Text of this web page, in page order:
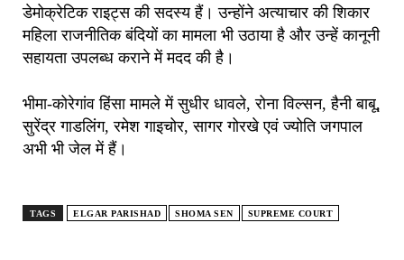
डेमोक्रेटिक राइट्स की सदस्य हैं। उन्होंने अत्याचार की शिकार
महिला राजनीतिक बंदियों का मामला भी उठाया है और उन्हें कानूनी
सहायता उपलब्ध कराने में मदद की है।
भीमा-कोरेगांव हिंसा मामले में सुधीर धावले, रोना विल्सन, हैनी बाबू,
सुरेंद्र गाडलिंग, रमेशगाइचोर, सागर गोरखे एवं ज्योति जगपाल
अभी भी जेल में हैं।
TAGS ELGAR PARISHAD SHOMA SEN SUPREME COURT